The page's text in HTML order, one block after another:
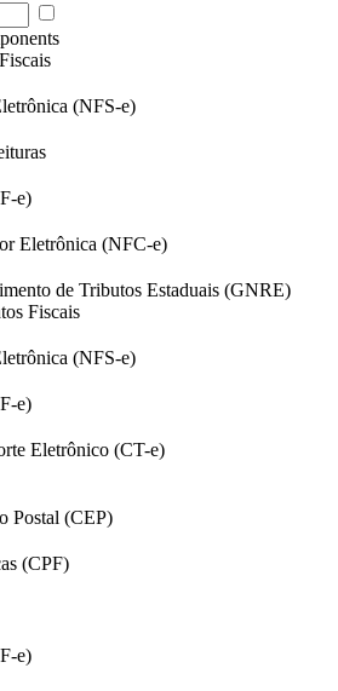
(NFS-e)
e)
Eletrônica (NFC-e)
de Tributos Estaduais (GNRE)
Fiscais
(NFS-e)
e)
Eletrônico (CT-e)
Postal (CEP)
(CPF)
e)